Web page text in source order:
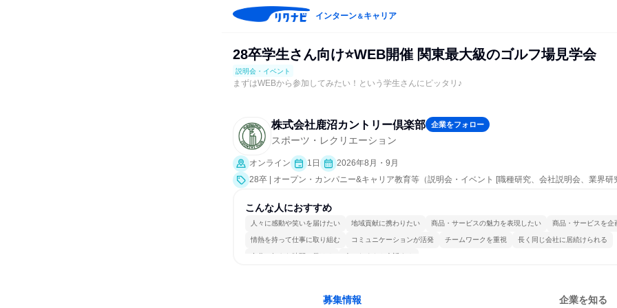
インターン＆キャリア
28卒学生さん向け⭐WEB開催 関東最大級のゴルフ場見学会
説明会・イベント
まずはWEBから参加してみたい！という学生さんにピッタリ♪
株式会社鹿沼カントリー倶楽部 企業をフォロー
スポーツ・レクリエーション
オンライン 1日
2026年8月・9月
28卒 | オープン・カンパニー&キャリア教育等（説明会・イベント [職種研究、会社説明会、業界研
こんな人におすすめ
人々に感動や笑いを届けたい 地域貢献に携わりたい 商品・サービスの魅力を表現したい 商品・サービスを企
情熱を持って仕事に取り組む コミュニケーションが活発 チームワークを重視 長く同じ会社に居続けられる
自分の好きな時間で働ける 人とたくさん会話する
募集情報 企業を知る